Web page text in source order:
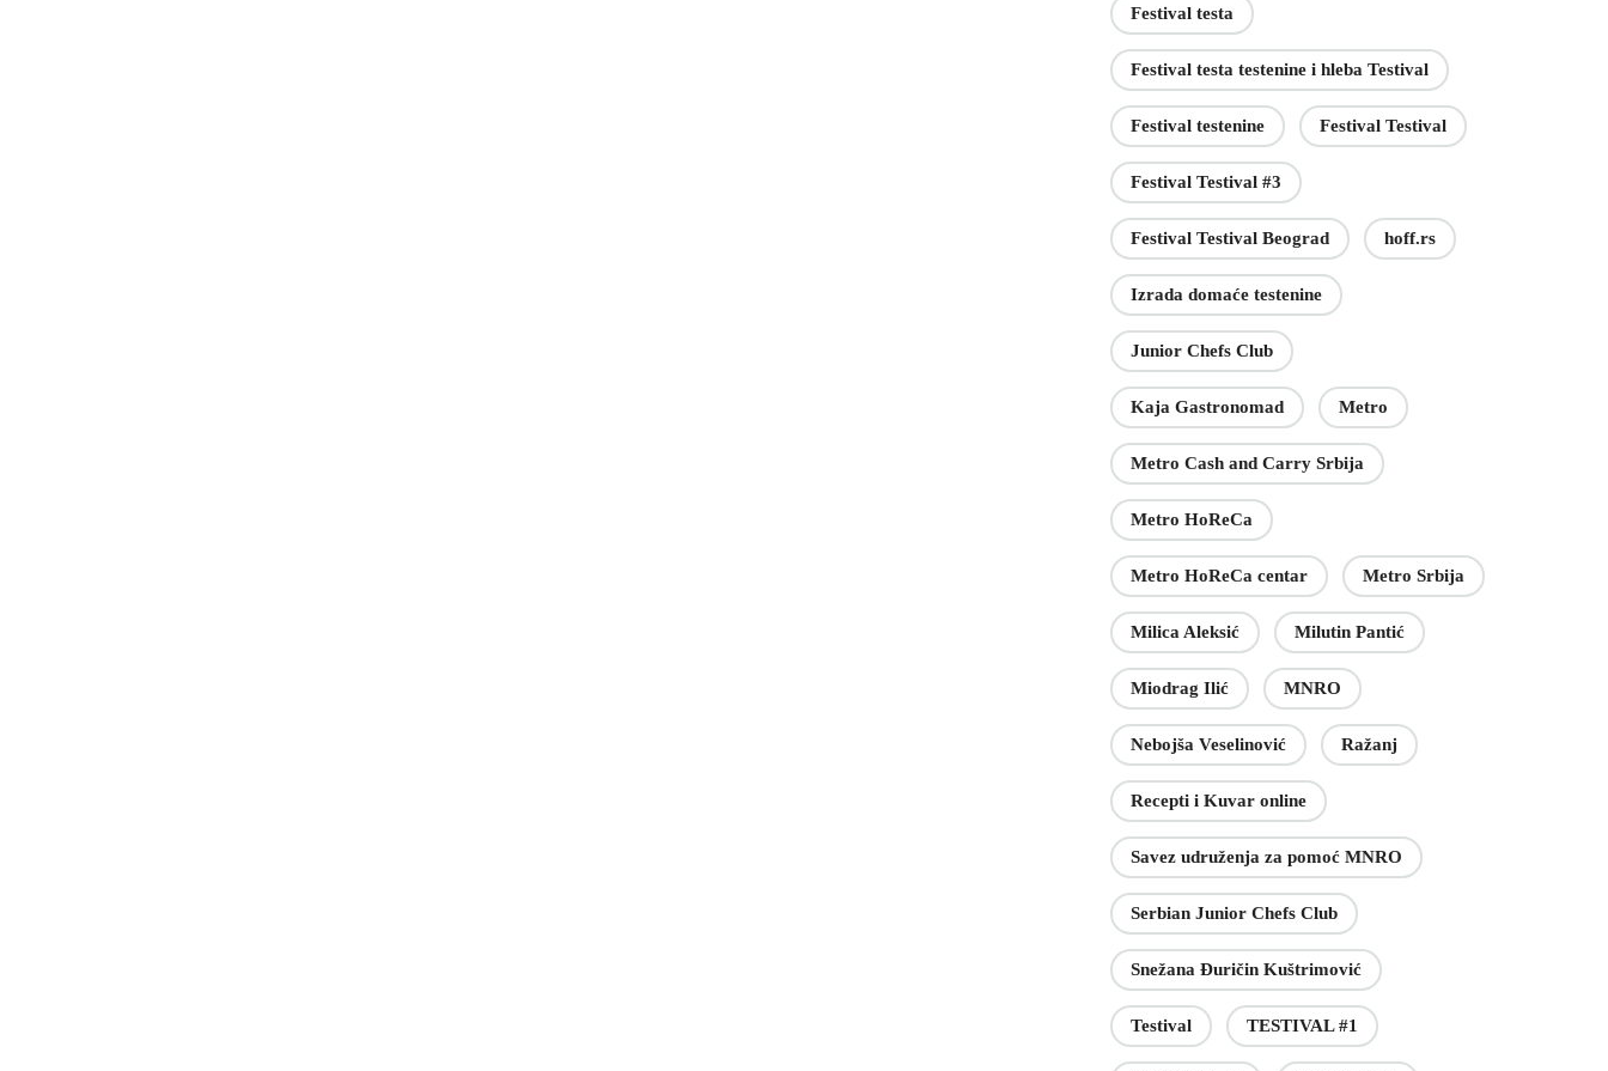
Festival testa
Festival testa testenine i hleba Testival
Festival testenine Festival Testival
Festival Testival #3
Festival Testival Beograd hoff.rs
Izrada domaće testenine
Junior Chefs Club
Kaja Gastronomad Metro
Metro Cash and Carry Srbija
Metro HoReCa
Metro HoReCa centar Metro Srbija
Milica Aleksić Milutin Pantić
Miodrag Ilić MNRO
Nebojša Veselinović Ražanj
Recepti i Kuvar online
Savez udruženja za pomoć MNRO
Serbian Junior Chefs Club
Snežana Đuričin Kuštrimović
Testival TESTIVAL #1